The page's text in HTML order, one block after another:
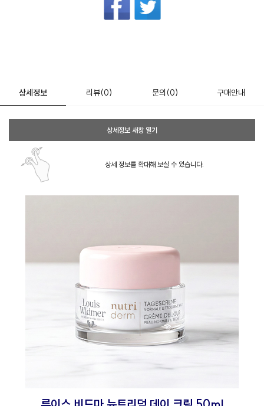
상세정보 리뷰(0) 문의 (0) 구매안내
상세정보 새창 열기
상세 정보를 확대해 보실 수 있습니다.